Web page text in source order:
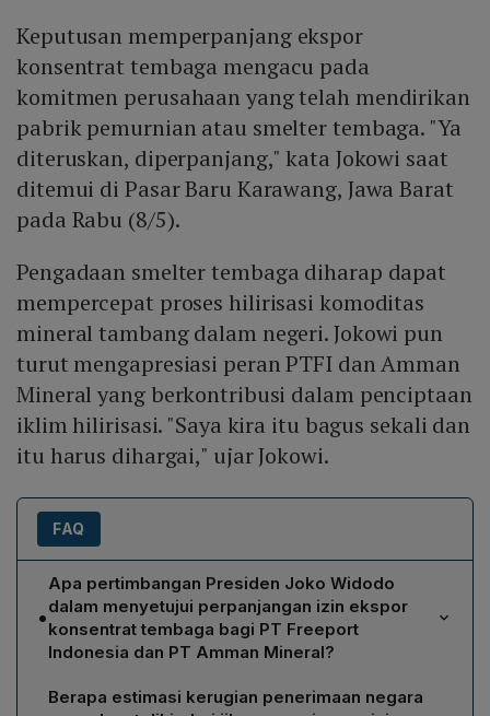
Keputusan memperpanjang ekspor
konsentrat tembaga mengacu pada
komitmen perusahaan yang telah mendirikan
pabrik pemurnian atau smelter tembaga. "Ya
diteruskan, diperpanjang," kata Jokowi saat
ditemui di Pasar Baru Karawang, Jawa Barat
pada Rabu (8/5).
Pengadaan smelter tembaga diharap dapat
mempercepat proses hilirisasi komoditas
mineral tambang dalam negeri. Jokowi pun
turut mengapresiasi peran PTFI dan Amman
Mineral yang berkontribusi dalam penciptaan
iklim hilirisasi. "Saya kira itu bagus sekali dan
itu harus dihargai," ujar Jokowi.
FAQ
•
Apa pertimbangan Presiden Joko Widodo
dalam menyetujui perpanjangan izin ekspor
konsentrat tembaga bagi PT Freeport
Indonesia dan PT Amman Mineral?
Presiden Jokowi menekankan bahwa perusahaan telah
mendirikan smelter tembaga, langkah strategis untuk
Berapa estimasi kerugian penerimaan negara